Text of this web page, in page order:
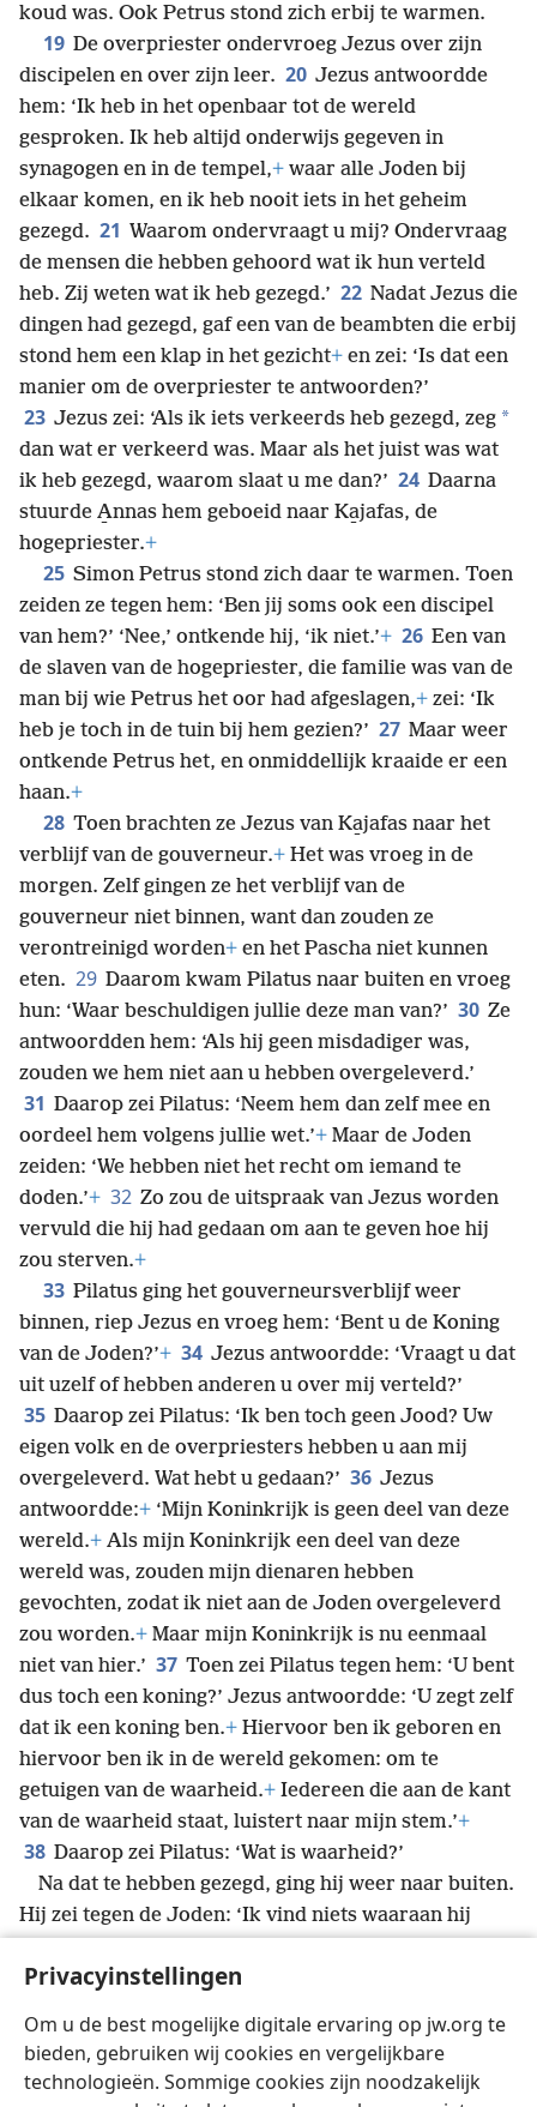
Privacyinstellingen
Om u de best mogelijke digitale ervaring op jw.org te
bieden, gebruiken wij cookies en vergelijkbare
technologieën. Sommige cookies zijn noodzakelijk
koud was. Ook Petrus stond zich erbij te warmen.
19 De overpriester ondervroeg Jezus over zijn
discipelen en over zijn leer. 20 Jezus antwoordde
hem: ‘Ik heb in het openbaar tot de wereld
gesproken. Ik heb altijd onderwijs gegeven in
synagogen en in de tempel,+ waar alle Joden bij
elkaar komen, en ik heb nooit iets in het geheim
gezegd. 21 Waarom ondervraagt u mij? Ondervraag
de mensen die hebben gehoord wat ik hun verteld
heb. Zij weten wat ik heb gezegd.’ 22 Nadat Jezus die
dingen had gezegd, gaf een van de beambten die erbij
stond hem een klap in het gezicht+ en zei: ‘Is dat een
manier om de overpriester te antwoorden?’
23 Jezus zei: ‘Als ik iets verkeerds heb gezegd, zeg *
dan wat er verkeerd was. Maar als het juist was wat
ik heb gezegd, waarom slaat u me dan?’ 24 Daarna
stuurde A̱nnas hem geboeid naar Ka̱jafas, de
hogepriester.+
25 Simon Petrus stond zich daar te warmen. Toen
zeiden ze tegen hem: ‘Ben jij soms ook een discipel
van hem?’ ‘Nee,’ ontkende hij, ‘ik niet.’+ 26 Een van
de slaven van de hogepriester, die familie was van de
man bij wie Petrus het oor had afgeslagen,+ zei: ‘Ik
heb je toch in de tuin bij hem gezien?’ 27 Maar weer
ontkende Petrus het, en onmiddellijk kraaide er een
haan.+
28 Toen brachten ze Jezus van Ka̱jafas naar het
verblijf van de gouverneur.+ Het was vroeg in de
morgen. Zelf gingen ze het verblijf van de
gouverneur niet binnen, want dan zouden ze
verontreinigd worden+ en het Pascha niet kunnen
eten. 29 Daarom kwam Pilatus naar buiten en vroeg
hun: ‘Waar beschuldigen jullie deze man van?’ 30 Ze
antwoordden hem: ‘Als hij geen misdadiger was,
zouden we hem niet aan u hebben overgeleverd.’
31 Daarop zei Pilatus: ‘Neem hem dan zelf mee en
oordeel hem volgens jullie wet.’+ Maar de Joden
zeiden: ‘We hebben niet het recht om iemand te
doden.’+ 32 Zo zou de uitspraak van Jezus worden
vervuld die hij had gedaan om aan te geven hoe hij
zou sterven.+
33 Pilatus ging het gouverneursverblijf weer
binnen, riep Jezus en vroeg hem: ‘Bent u de Koning
van de Joden?’+ 34 Jezus antwoordde: ‘Vraagt u dat
uit uzelf of hebben anderen u over mij verteld?’
35 Daarop zei Pilatus: ‘Ik ben toch geen Jood? Uw
eigen volk en de overpriesters hebben u aan mij
overgeleverd. Wat hebt u gedaan?’ 36 Jezus
antwoordde:+ ‘Mijn Koninkrijk is geen deel van deze
wereld.+ Als mijn Koninkrijk een deel van deze
wereld was, zouden mijn dienaren hebben
gevochten, zodat ik niet aan de Joden overgeleverd
zou worden.+ Maar mijn Koninkrijk is nu eenmaal
niet van hier.’ 37 Toen zei Pilatus tegen hem: ‘U bent
dus toch een koning?’ Jezus antwoordde: ‘U zegt zelf
dat ik een koning ben.+ Hiervoor ben ik geboren en
hiervoor ben ik in de wereld gekomen: om te
getuigen van de waarheid.+ Iedereen die aan de kant
van de waarheid staat, luistert naar mijn stem.’+
38 Daarop zei Pilatus: ‘Wat is waarheid?’
Na dat te hebben gezegd, ging hij weer naar buiten.
Hij zei tegen de Joden: ‘Ik vind niets waaraan hij
39
ik op het Pascha iemand vrijlaat.
schreeuwden ze weer: ‘Nee, niet hem maar
Bara̱bbas!’ Bara̱bbas was een misdadiger.
+